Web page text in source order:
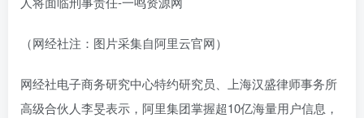
（网经社注：图片采集自阿里云官网）
网经社电子商务研究中心特约研究员、上海汉盛律师事务所
高级合伙人李旻表示，阿里集团掌握超10亿海量用户信息，